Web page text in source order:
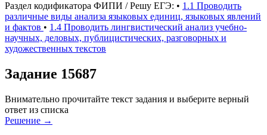
Раздел кодификатора ФИПИ / Решу ЕГЭ: • 1.1 Проводить
различные виды анализа языковых единиц, языковых явлений
и фактов • 1.4 Проводить лингвистический анализ учебно-
научных, деловых, публицистических, разговорных и
художественных текстов
Задание 15687
Внимательно прочитайте текст задания и выберите верный
ответ из списка
Решение →